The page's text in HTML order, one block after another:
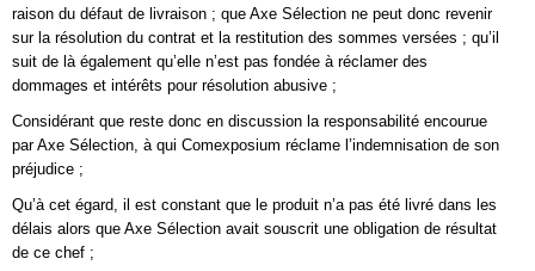
raison du défaut de livraison ; que Axe Sélection ne peut donc revenir
sur la résolution du contrat et la restitution des sommes versées ; qu’il
suit de là également qu’elle n’est pas fondée à réclamer des
dommages et intérêts pour résolution abusive ;
Considérant que reste donc en discussion la responsabilité encourue
par Axe Sélection, à qui Comexposium réclame l’indemnisation de son
préjudice ;
Qu’à cet égard, il est constant que le produit n’a pas été livré dans les
délais alors que Axe Sélection avait souscrit une obligation de résultat
de ce chef ;